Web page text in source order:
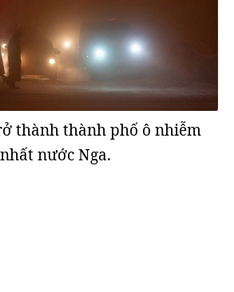
thành thành phố ô nhiễm
nhất nước Nga.